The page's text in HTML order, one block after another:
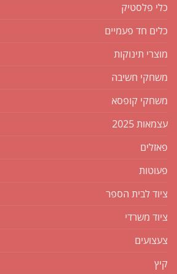
כלי פלסטיק
כלים חד פעמיים
מוצרי תינוקות
משחקי חשיבה
משחקי קופסא
עצמאות 2025
פאזלים
פעוטות
ציוד לבית הספר
ציוד משרדי
צעצועים
קיץ